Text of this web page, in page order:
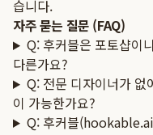
습니다.
자주 묻는 질문 (FAQ)
Q: 후커블은 포토샵이
다른가요?
Q: 전문 디자이너가 없
이 가능한가요?
Q: 후커블